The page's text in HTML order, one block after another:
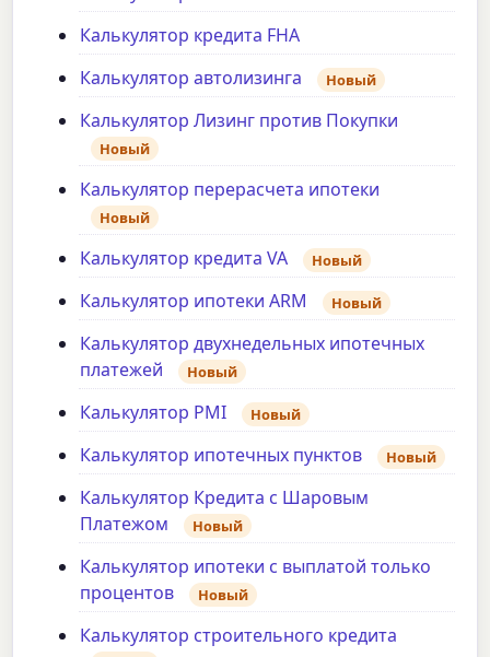
Калькулятор кредита FHA
Калькулятор автолизинга
Новый
Калькулятор Лизинг против Покупки
Новый
Калькулятор перерасчета ипотеки
Новый
Калькулятор кредита VA Новый
Калькулятор ипотеки ARM Новый
Калькулятор двухнедельных ипотечных
платежей
Новый
Калькулятор PMI Новый
Калькулятор ипотечных пунктов Новый
Калькулятор Кредита с Шаровым
Платежом
Новый
Калькулятор ипотеки с выплатой только
процентов
Новый
Калькулятор строительного кредита